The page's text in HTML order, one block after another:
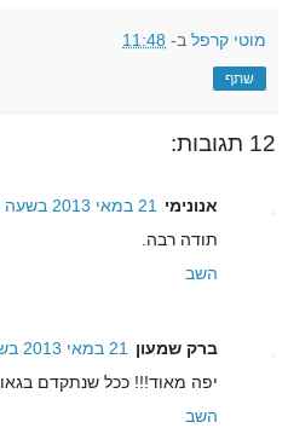
מוטי קרפל ב- 11:48
שתף
12 תגובות:
אנונימי
21 במאי 2013 בשעה 14:18
תודה רבה.
השב
ברק שמעון
21 במאי 2013 בשעה 17:13
יפה מאוד!!! ככל שנתקדם
השב